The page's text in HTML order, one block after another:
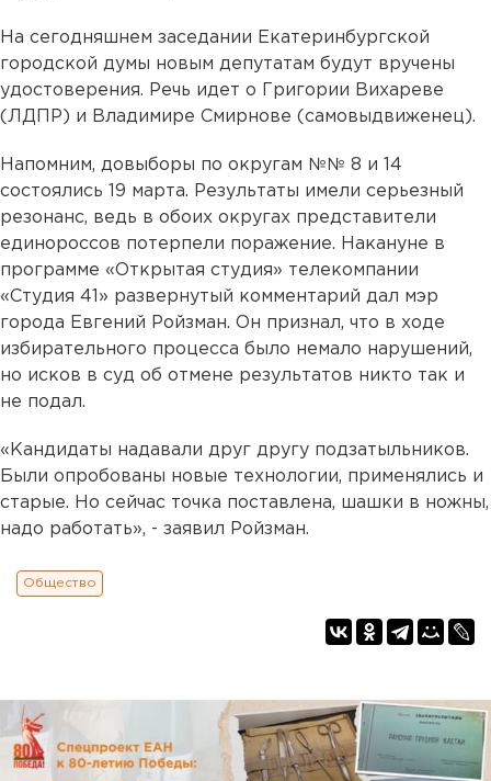
На сегодняшнем заседании Екатеринбургской
городской думы новым депутатам будут вручены
удостоверения. Речь идет о Григории Вихареве
(ЛДПР) и Владимире Смирнове (самовыдвиженец).
Напомним, довыборы по округам №№ 8 и 14
состоялись 19 марта. Результаты имели серьезный
резонанс, ведь в обоих округах представители
единороссов потерпели поражение. Накануне в
программе «Открытая студия» телекомпании
«Студия 41» развернутый комментарий дал мэр
города Евгений Ройзман. Он признал, что в ходе
избирательного процесса было немало нарушений,
но исков в суд об отмене результатов никто так и
не подал.
«Кандидаты надавали друг другу подзатыльников.
Были опробованы новые технологии, применялись и
старые. Но сейчас точка поставлена, шашки в ножны,
надо работать», - заявил Ройзман.
Общество